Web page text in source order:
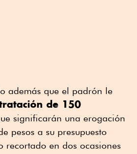
además que el padrón le
de 150
significarán una erogación
pesos a su presupuesto
recortado en dos ocasiones